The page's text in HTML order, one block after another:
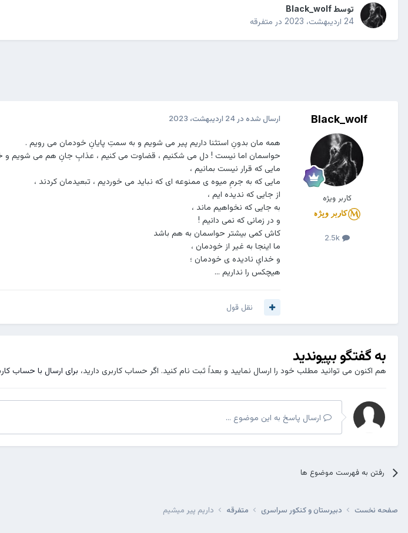
توسط Black_wolf
24 اردیبهشت، 2023
در متفرقه
Black_wolf
کاربر ویژه
2.5k
ارسال شده در 24 اردیبهشت، 2023
همه مان بدونِ استثنا داریم پیر می شویم و به سمتِ پایانِ خودمان می رویم .
حواسمان اما نیست ! دل می شکنیم ، قضاوت می کنیم ، عذابِ جانِ هم می شویم و
مایی که قرار نیست بمانیم ،
مایی که به جرمِ میوه ی ممنوعه ای که نباید می خوردیم ، تبعیدمان کردند ،
از جایی که ندیده ایم ،
به جایی که نخواهیم ماند ،
و در زمانی که نمی دانیم !
کاش کمی بیشتر حواسمان به هم باشد
ما اینجا به غیر از خودمان ،
و خدایِ نادیده ی خودمان ؛
هیچکس را نداریم ...
نقل قول
به گفتگو بپیوندید
هم اکنون می توانید مطلب خود را ارسال نمایید و بعداً ثبت نام کنید. اگر حساب کاربری دارید، برای ارسال با حساب
ارسال پاسخ به این موضوع ...
رفتن به فهرست موضوع ها
صفحه نخست دبیرستان و کنکور سراسری متفرقه داریم پیر میشیم